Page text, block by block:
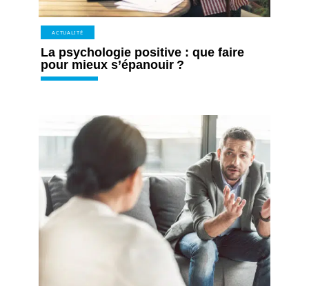
ACTUALITÉ
La psychologie positive : que faire
pour mieux s’épanouir ?